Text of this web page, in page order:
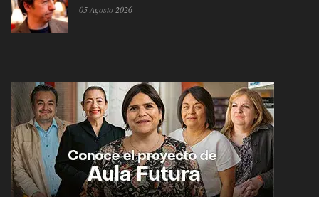
05 Agosto 2026